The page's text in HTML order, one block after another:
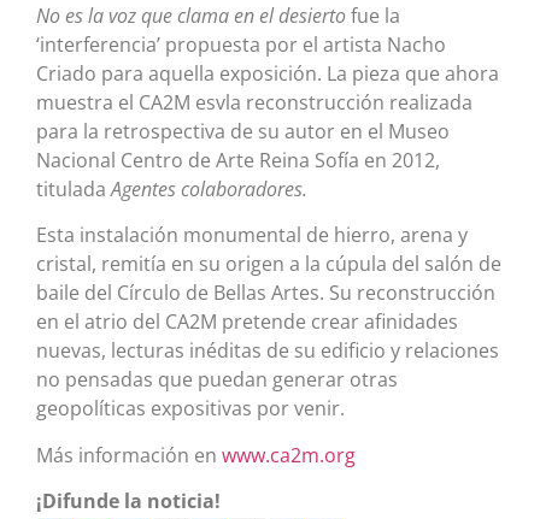
No es la voz que clama en el desiertofue la
‘interferencia’ propuesta por el artista Nacho
Criado para aquella exposición. La pieza que ahora
muestra el CA2M esvla reconstrucción realizada
para la retrospectiva de su autor en el Museo
Nacional Centro de Arte Reina Sofía en 2012,
tituladaAgentes colaboradores.
Esta instalación monumental de hierro, arena y
cristal, remitía en su origen a la cúpula del salón de
baile del Círculo de Bellas Artes. Su reconstrucción
en el atrio del CA2M pretende crear afinidades
nuevas, lecturas inéditas de su edificio y relaciones
no pensadas que puedan generar otras
geopolíticas expositivas por venir.
Más información en www.ca2m.org
¡Difunde la noticia!